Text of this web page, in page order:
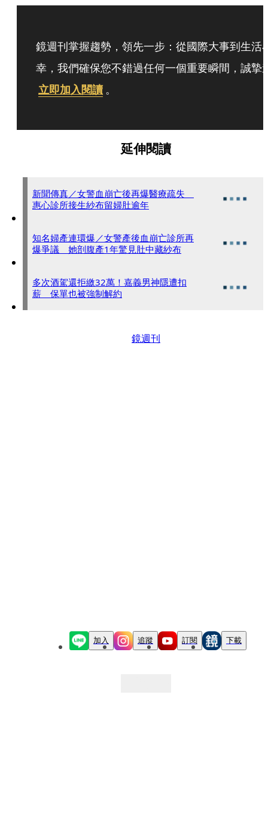
鏡週刊掌握趨勢，領先一步：從國際大事到生活
幸，我們確保您不錯過任何一個重要瞬間，誠摯
立即加入閱讀 。
延伸閱讀
新聞傳真／女警血崩亡後再爆醫療疏失
惠心診所接生紗布留婦肚逾年
知名婦產連環爆／女警產後血崩亡診所再
爆爭議 她剖腹產1年驚見肚中藏紗布
多次酒駕還拒繳32萬！嘉義男神隱遭扣
薪 保單也被強制解約
鏡週刊
加入 追蹤 訂閱 下載